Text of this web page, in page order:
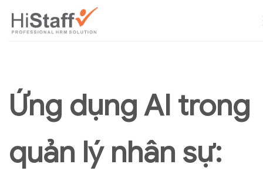
Ứng dụng AI trong
quản lý nhân sự: